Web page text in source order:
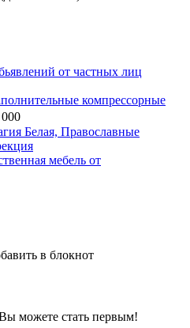
от частных лиц
компрессорные
Белая, Православные
мебель от
в блокнот
можете стать первым!